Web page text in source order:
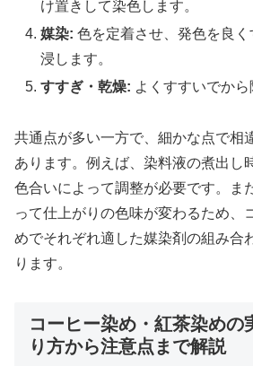
け置きして染色します。
媒染: 色を定着させ、発色を良
浸します。
すすぎ・乾燥: よくすすいでから
共通点が多い一方で、細かな点で相
あります。例えば、染料液の煮出し
色合いによって調整が必要です。ま
って仕上がりの色味が変わるため、
めでそれぞれ適した媒染剤の組み合
ります。
コーヒー染め・紅茶染めの
り方から注意点まで解説